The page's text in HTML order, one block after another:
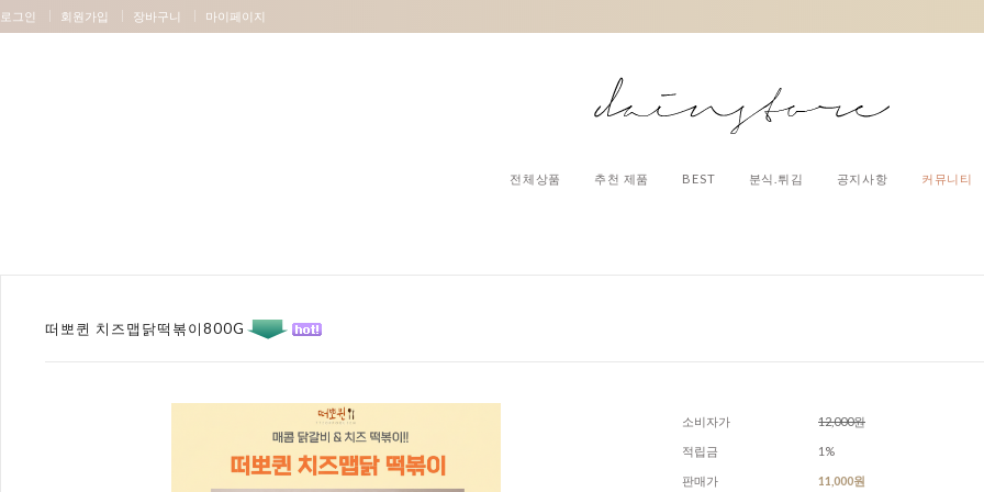
로그인 회원가입 장바구니 마이페이지
전체상품 추천 제품 BEST 분식.튀김 공지사항 커뮤니티
떠뽀퀸 치즈맵닭떡볶이800G
소비자가 12,000원
적립금 1%
판매가 11,000원